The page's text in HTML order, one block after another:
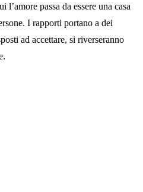
passa da essere una casa
I rapporti portano a dei
ad accettare, si riverseranno